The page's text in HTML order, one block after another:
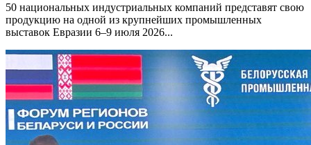
50 национальных индустриальных компаний представят свою
продукцию на одной из крупнейших промышленных
выставок Евразии 6–9 июля 2026...